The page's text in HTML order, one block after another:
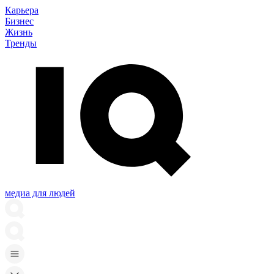
Карьера
Бизнес
Жизнь
Тренды
медиа для людей